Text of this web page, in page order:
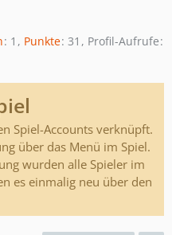
1 Punkte 31
Profil-Aufrufe
Spiel-Accounts verknüpft.
über das Menü im Spiel.
wurden alle Spieler im
es einmalig neu über den